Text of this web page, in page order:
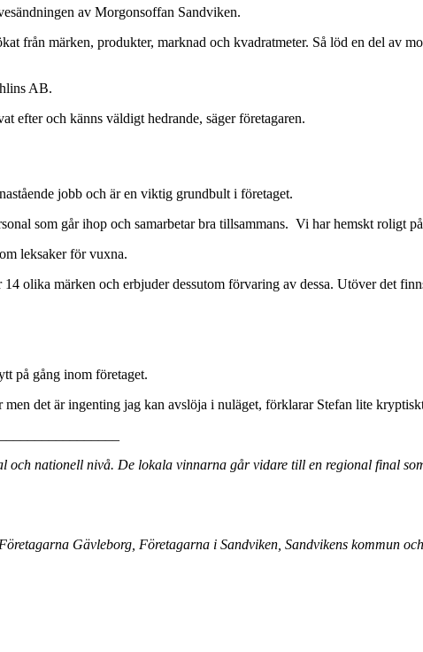
av Morgonsoffan Sandviken.
från märken, produkter, marknad och kvadratmeter. Så löd en del av
AB.
efter och känns väldigt hedrande, säger företagaren.
jobb och är en viktig grundbult i företaget.
som går ihop och samarbetar bra tillsammans. Vi har hemskt roligt
leksaker för vuxna.
olika märken och erbjuder dessutom förvaring av dessa. Utöver det
på gång inom företaget.
det är ingenting jag kan avslöja i nuläget, förklarar Stefan lite
och nationell nivå. De lokala vinnarna går vidare till en regional final
Gävleborg, Företagarna i Sandviken, Sandvikens kommun